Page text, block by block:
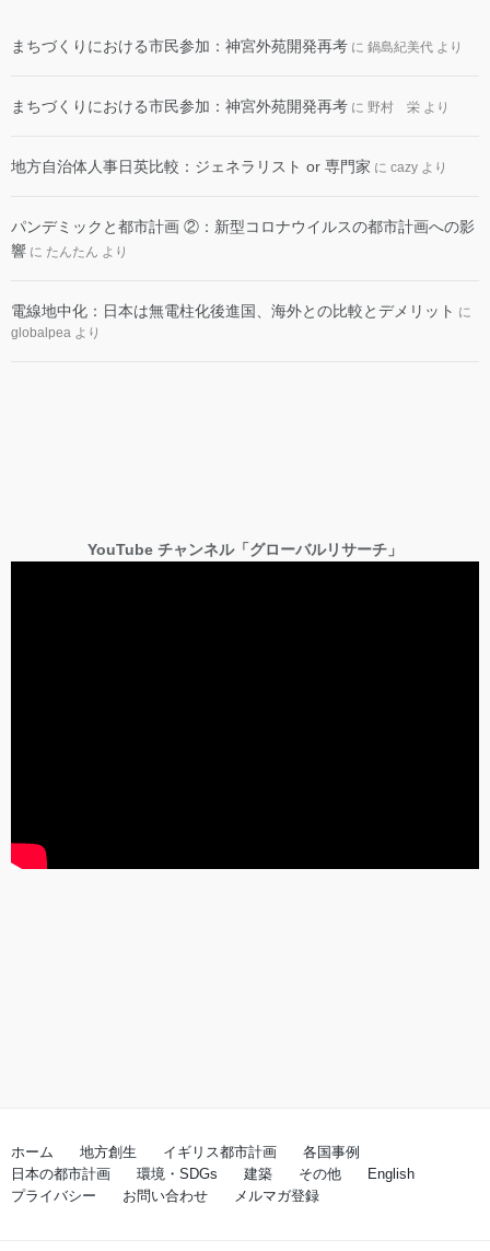
まちづくりにおける市民参加：神宮外苑開発再考 に 鍋島紀美代 より
まちづくりにおける市民参加：神宮外苑開発再考 に 野村 栄 より
地方自治体人事日英比較：ジェネラリスト or 専門家 に cazy より
パンデミックと都市計画 ②：新型コロナウイルスの都市計画への影
響 に たんたん より
電線地中化：日本は無電柱化後進国、海外との比較とデメリット に
globalpea より
YouTube チャンネル「グローバルリサーチ」
ホーム 地方創生 イギリス都市計画
各国事例
日本の都市計画
環境・SDGs 建築 その他
English
プライバシー
お問い合わせ メルマガ登録